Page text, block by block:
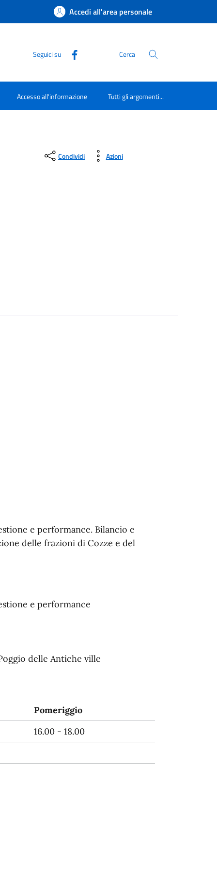
Accedi all'area personale
Seguici su Cerca
Accesso all'informazione Tutti gli argomenti...
Condividi Azioni
e performance. Bilancio e
delle frazioni di Cozze e del
e performance
delle Antiche ville
Pomeriggio
16.00 - 18.00